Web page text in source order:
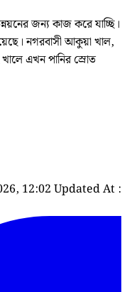
জন্য কাজ করে যাচ্ছি।
নগরবাসী আকুয়া খাল,
এখন পানির স্রোত
12:02 Updated At :